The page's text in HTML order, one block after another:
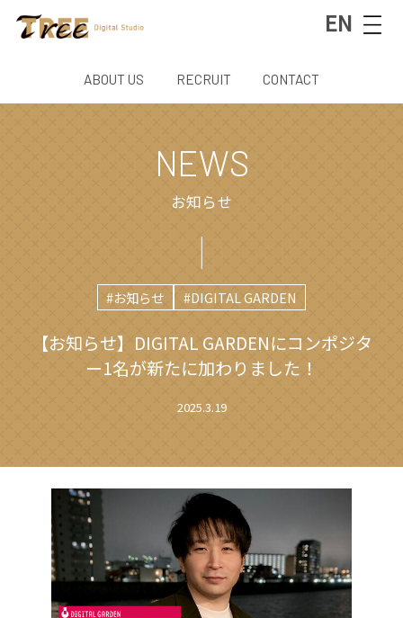
EN
ABOUT US RECRUIT CONTACT
NEWS
お知らせ
#お知らせ #DIGITAL GARDEN
【お知らせ】DIGITAL GARDENにコンポジタ
ー1名が新たに加わりました！
2025.3.19